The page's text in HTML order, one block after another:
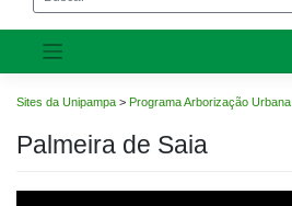
Sites da Unipampa > Programa Arborização Urbana
Palmeira de Saia